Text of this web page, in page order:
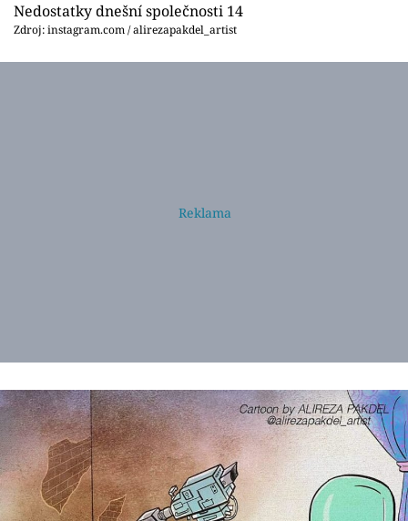
Nedostatky dnešní společnosti 14
Zdroj: instagram.com / alirezapakdel_artist